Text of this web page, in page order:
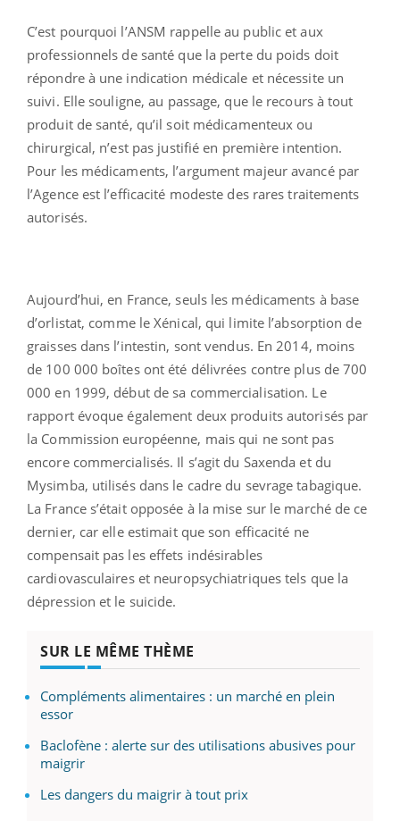
C’est pourquoi l’ANSM rappelle au public et aux
professionnels de santé que la perte du poids doit
répondre à une indication médicale et nécessite un
suivi. Elle souligne, au passage, que le recours à tout
produit de santé, qu’il soit médicamenteux ou
chirurgical, n’est pas justifié en première intention.
Pour les médicaments, l’argument majeur avancé par
l’Agence est l’efficacité modeste des rares traitements
autorisés.
Aujourd’hui, en France, seuls les médicaments à base
d’orlistat, comme le Xénical, qui limite l’absorption de
graisses dans l’intestin, sont vendus. En 2014, moins
de 100 000 boîtes ont été délivrées contre plus de 700
000 en 1999, début de sa commercialisation. Le
rapport évoque également deux produits autorisés par
la Commission européenne, mais qui ne sont pas
encore commercialisés. Il s’agit du Saxenda et du
Mysimba, utilisés dans le cadre du sevrage tabagique.
La France s’était opposée à la mise sur le marché de ce
dernier, car elle estimait que son efficacité ne
compensait pas les effets indésirables
cardiovasculaires et neuropsychiatriques tels que la
dépression et le suicide.
SUR LE MÊME THÈME
Compléments alimentaires : un marché en plein
essor
Baclofène : alerte sur des utilisations abusives pour
maigrir
Les dangers du maigrir à tout prix